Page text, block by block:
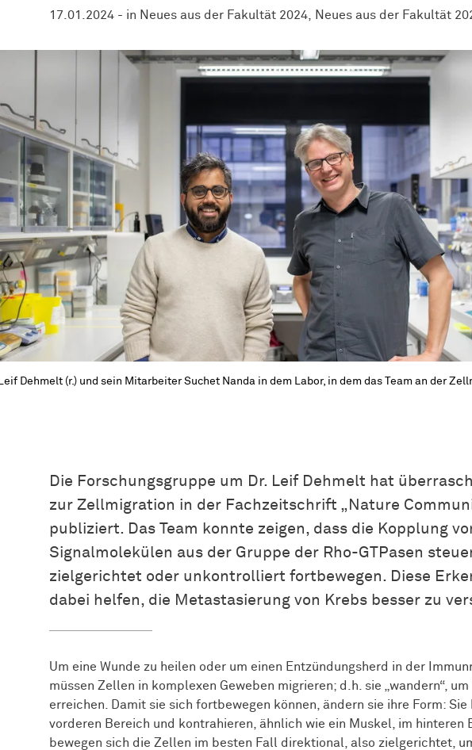
17.01.2024 - in Neues aus der Fakultät 2024 Neues aus der Fakultät
Dehmelt (r.) und sein Mit­ar­bei­terSuchet Nanda in dem Labor, in dem das Team an der
Die Forschungsgruppe um Dr. Leif Dehmelt hat
zur Zellmigration in der Fachzeitschrift „Nature
publiziert. Das Team konnte zeigen, dass die Kopplung
Signalmolekülen aus der Gruppe der Rho-GTPasen
zielgerichtet oder unkontrolliert fortbewegen. Diese
dabei helfen, die Metastasierung von Krebs besser zu
Um eine Wunde zu heilen oder um einen Entzündungsherd in der
müssen Zellen in komplexen Geweben migrieren; d.h. sie „wandern“,
erreichen. Damit sie sich fortbewegen können, ändern sie ihre Form:
vorderen Bereich und kontrahieren, ähnlich wie ein Muskel, im hinteren
bewegen sich die Zellen im besten Fall direktional, also zielgerichtet,